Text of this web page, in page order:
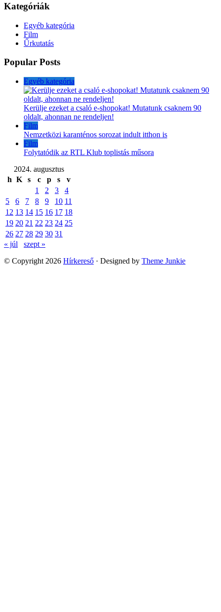
Kategóriák
Egyéb kategória
Film
Űrkutatás
Popular Posts
Egyéb kategória
Kerülje ezeket a csaló e-shopokat! Mutatunk csaknem 90
oldalt, ahonnan ne rendeljen!
Film
Nemzetközi karanténos sorozat indult itthon is
Film
Folytatódik az RTL Klub toplistás műsora
2024. augusztus
h K s c p s
v
1
2 3
4
5
6 7 8 9 10 11
12 13 14 15 16 17 18
19 20 21 22 23 24 25
26 27 28 29 30 31
« júl
szept »
© Copyright 2026 Hírkereső · Designed by Theme Junkie